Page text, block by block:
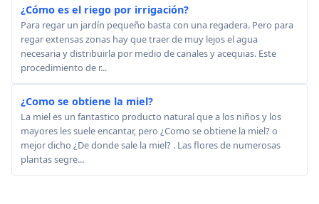
¿Cómo es el riego por irrigación?
Para regar un jardín pequeño basta con una regadera. Pero para
regar extensas zonas hay que traer de muy lejos el agua
necesaria y distribuirla por medio de canales y acequias. Este
procedimiento de r...
¿Como se obtiene la miel?
La miel es un fantastico producto natural que a los niños y los
mayores les suele encantar, pero ¿Como se obtiene la miel? o
mejor dicho ¿De donde sale la miel? . Las flores de numerosas
plantas segre...